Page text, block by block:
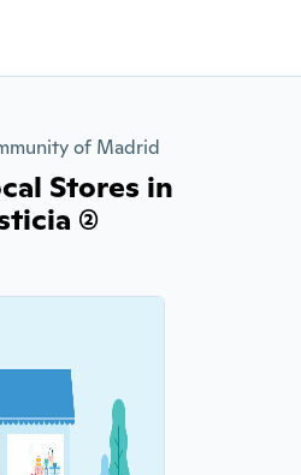
of Madrid
Stores in
(2)